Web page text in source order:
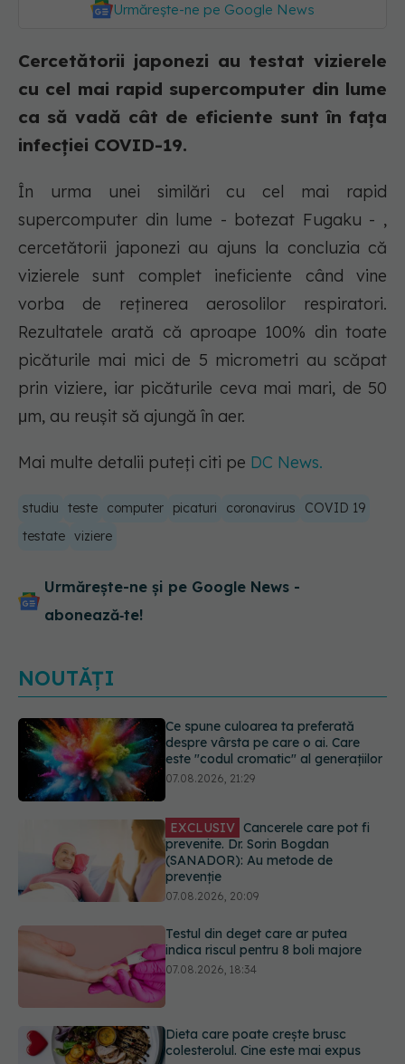
Urmărește-ne pe Google News
Cercetătorii japonezi au testat vizierele
cu cel mai rapid supercomputer din lume
ca să vadă cât de eficiente sunt în fața
infecției COVID-19.
În urma unei similări cu cel mai rapid
supercomputer din lume - botezat Fugaku - ,
cercetătorii japonezi au ajuns la concluzia că
vizierele sunt complet ineficiente când vine
vorba de reținerea aerosolilor respiratori.
Rezultatele arată că aproape 100% din toate
picăturile mai mici de 5 micrometri au scăpat
prin viziere, iar picăturile ceva mai mari, de 50
μm, au reușit să ajungă în aer.
Mai multe detalii puteți citi pe DC News.
studiu teste computer picaturi coronavirus
COVID 19
testate viziere
Urmărește-ne și pe Google News -
abonează‑te!
NOUTĂȚI
EXCLUSIV Cancerele care pot fi
prevenite. Dr. Sorin Bogdan
(SANADOR): Au metode de
Testul din deget care ar putea
indica riscul pentru 8 boli majore
07.08.2026, 18:34
Dieta care poate crește brusc
colesterolul. Cine este mai expus
PNRR: 174 de milioane de lei pentru